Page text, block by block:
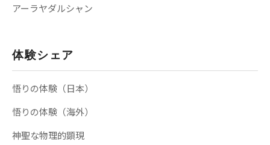
アーラヤダルシャン
体験シェア
悟りの体験（日本）
悟りの体験（海外）
神聖な物理的顕現